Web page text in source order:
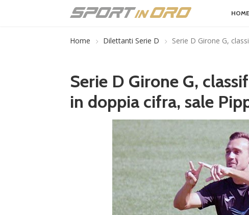
HOME
Home Dilettanti Serie D Serie D Girone G,
Serie D Girone G,
in doppia cifra, sale